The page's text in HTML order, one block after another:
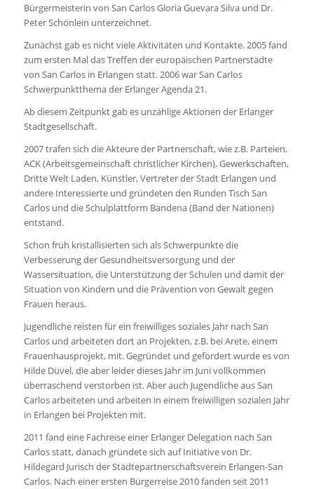
Bürgermeisterin von San Carlos Gloria Guevara Silva und Dr.
Peter Schönlein unterzeichnet.
Zunächst gab es nicht viele Aktivitäten und Kontakte. 2005 fand
zum ersten Mal das Treffen der europäischen Partnerstädte
von San Carlos in Erlangen statt. 2006 war San Carlos
Schwerpunktthema der Erlanger Agenda 21.
Ab diesem Zeitpunkt gab es unzählige Aktionen der Erlanger
Stadtgesellschaft.
2007 trafen sich die Akteure der Partnerschaft, wie z.B. Parteien,
ACK (Arbeitsgemeinschaft christlicher Kirchen), Gewerkschaften,
Dritte Welt Laden, Künstler, Vertreter der Stadt Erlangen und
andere Interessierte und gründeten den Runden Tisch San
Carlos und die Schulplattform Bandena (Band der Nationen)
entstand.
Schon früh kristallisierten sich als Schwerpunkte die
Verbesserung der Gesundheitsversorgung und der
Wassersituation, die Unterstützung der Schulen und damit der
Situation von Kindern und die Prävention von Gewalt gegen
Frauen heraus.
Jugendliche reisten für ein freiwilliges soziales Jahr nach San
Carlos und arbeiteten dort an Projekten, z.B. bei Arete, einem
Frauenhausprojekt, mit. Gegründet und gefördert wurde es von
Hilde Düvel, die aber leider dieses Jahr im Juni vollkommen
überraschend verstorben ist. Aber auch Jugendliche aus San
Carlos arbeiteten und arbeiten in einem freiwilligen sozialen Jahr
in Erlangen bei Projekten mit.
2011 fand eine Fachreise einer Erlanger Delegation nach San
Carlos statt, danach gründete sich auf Initiative von Dr.
Hildegard Jurisch der Städtepartnerschaftsverein Erlangen-San
Carlos. Nach einer ersten Bürgerreise 2010 fanden seit 2011